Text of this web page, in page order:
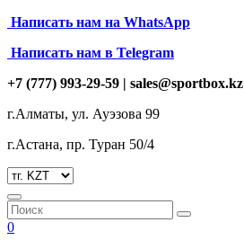
Написать нам на WhatsApp
Написать нам в Telegram
+7 (777) 993-29-59 | sales@sportbox.kz
г.Алматы, ул. Ауэзова 99
г.Астана, пр. Туран 50/4
0